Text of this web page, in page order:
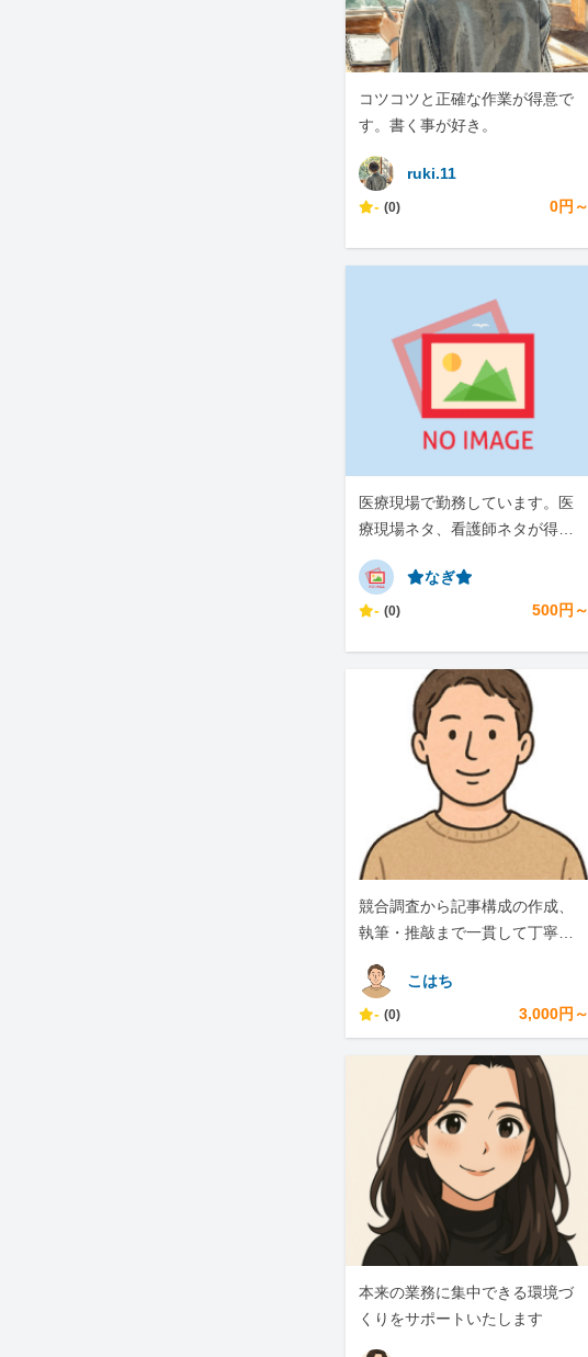
コツコツと正確な作業が得意で
す。書く事が好き。
ruki.11
- (0) 0円～
医療現場で勤務しています。医
療現場ネタ、看護師ネタが得意
⭐︎なぎ⭐︎
- (0) 500円～
競合調査から記事構成の作成、
執筆・推敲まで一貫して丁寧に
こはち
- (0) 3,000円～
本来の業務に集中できる環境づ
くりをサポートいたします